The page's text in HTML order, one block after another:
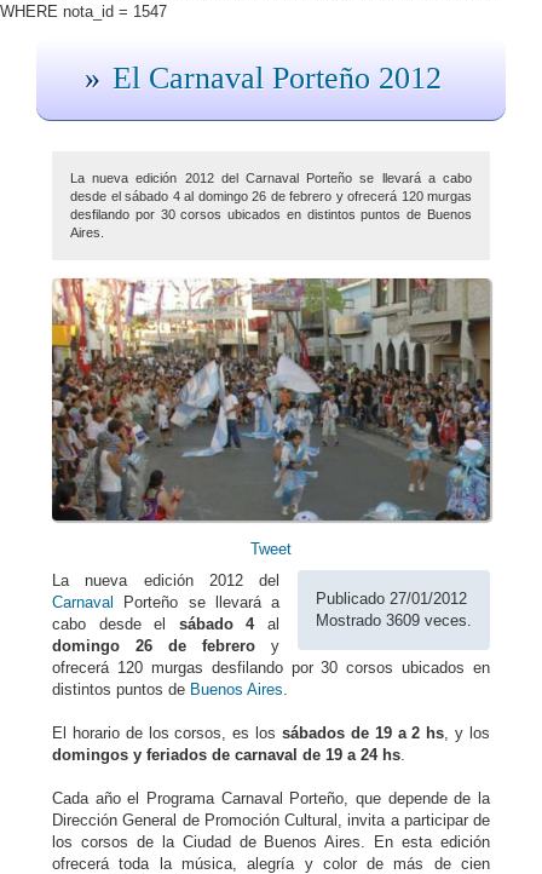
WHERE nota_id = 1547
El Carnaval Porteño 2012
La nueva edición 2012 del Carnaval Porteño se llevará a cabo
desde el sábado 4 al domingo 26 de febrero y ofrecerá 120 murgas
desfilando por 30 corsos ubicados en distintos puntos de Buenos
Aires.
Tweet
Publicado 27/01/2012
Mostrado 3609 veces.
La nueva edición 2012 del
Carnaval
Porteño se llevará a
cabo desde el sábado 4al
domingo 26 de febrero y
ofrecerá 120 murgas desfilando por 30 corsos ubicados en
distintos puntos de Buenos Aires
El horario de los corsos, es los sábados de 19 a 2 hs , y los
domingos y feriados de carnaval de 19 a 24 hs
Cada año el Programa Carnaval Porteño, que depende de la
Dirección General de Promoción Cultural, invita a participar de
los corsos de la Ciudad de Buenos Aires. En esta edición
ofrecerá toda la música, alegría y color de más de cien